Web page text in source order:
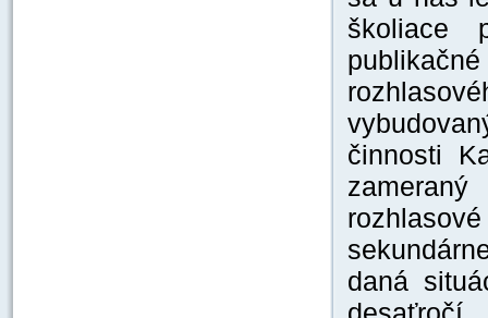
školiace
činnosti
daná